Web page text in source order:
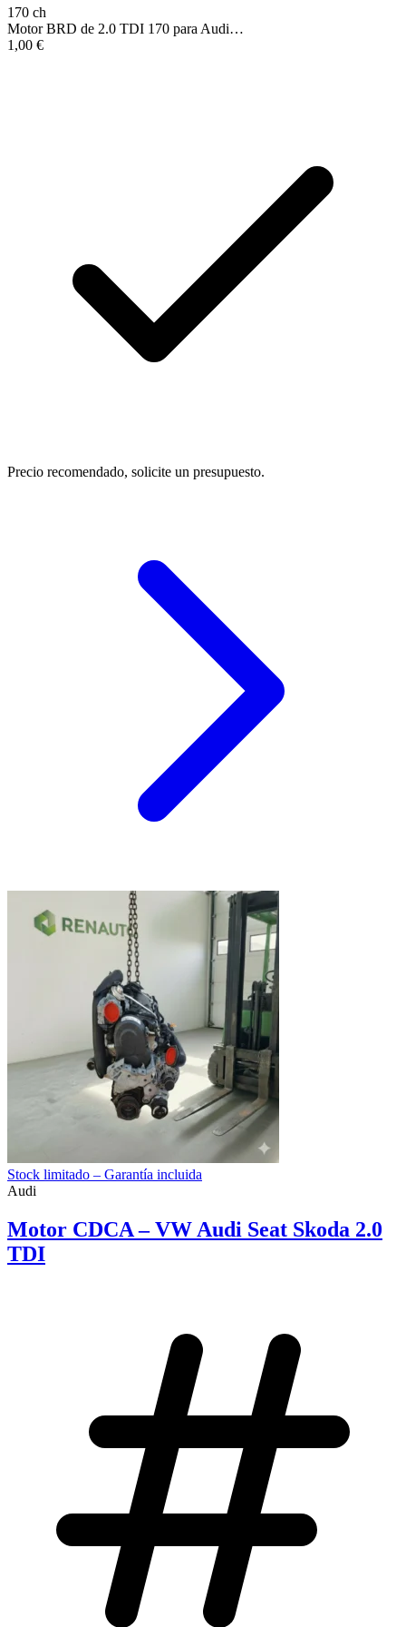
170 ch
Motor BRD de 2.0 TDI 170 para Audi…
1,00 €
Precio recomendado, solicite un presupuesto.
Stock limitado – Garantía incluida
Audi
Motor CDCA – VW Audi Seat Skoda 2.0
TDI